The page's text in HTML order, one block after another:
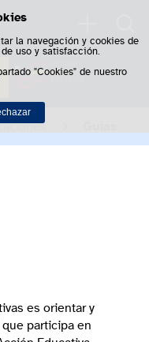
la navegación y cookies de
uso y satisfacción.
"Cookies" de nuestro
al contenido
es orientar y
participa en